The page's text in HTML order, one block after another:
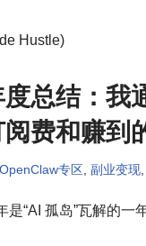
Hustle)
度总结：我
阅费和赚到
OpenClaw专区 ,副业变现
是“AI 孤岛”瓦解的